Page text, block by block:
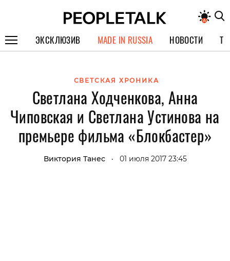
ЭКСКЛЮЗИВ
СПЕЦПРОЕКТЫ
ИНТЕРВЬЮ
ПОКОЛЕНИЕ
MADE IN RUSSIA НОВОСТИ
СВЕТСКАЯ ХРОНИКА
Светлана Ходченкова, Анна
Чиповская и Светлана Устинова на
премьере фильма «Блокбастер»
Виктория Танес • 01 июля 2017 23:45